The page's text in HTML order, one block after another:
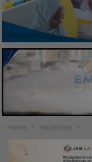
Home Annonces